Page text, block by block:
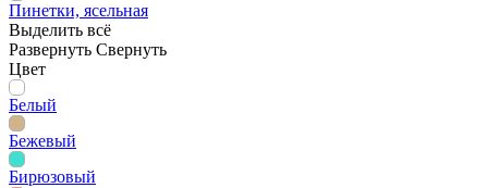
Пинетки, ясельная
Выделить всё
Развернуть Свернуть
Цвет
Белый
Бежевый
Бирюзовый